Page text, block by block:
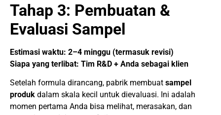
Tahap 3: Pembuatan &
Evaluasi Sampel
Estimasi waktu: 2–4 minggu (termasuk revisi)
Siapa yang terlibat: Tim R&D + Anda sebagai klien
Setelah formula dirancang, pabrik membuat sampel
produk dalam skala kecil untuk dievaluasi. Ini adalah
momen pertama Anda bisa melihat, merasakan, dan